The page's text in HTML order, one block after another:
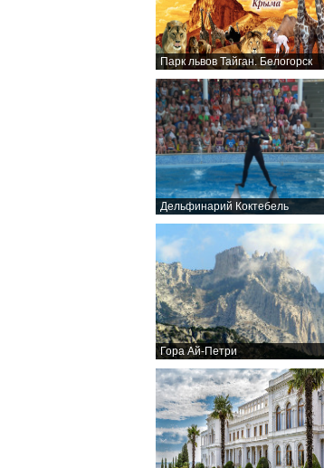
Парк львов Тайган. Белогорск
Дельфинарий Коктебель
Гора Ай-Петри